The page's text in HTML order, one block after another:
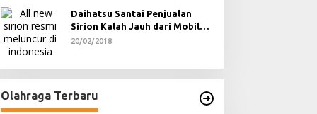
Daihatsu Santai Penjualan
Sirion Kalah Jauh dari Mobil
LCGC
20/02/2018
Olahraga Terbaru